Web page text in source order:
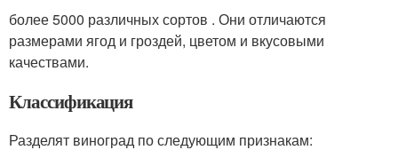
более 5000 различных сортов . Они отличаются
размерами ягод и гроздей, цветом и вкусовыми
качествами.
Классификация
Разделят виноград по следующим признакам: